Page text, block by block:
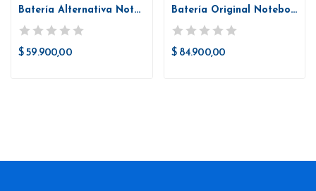
Batería Alternativa Notebook Hp Ta03xl 840 G4...
$ 59.900,00
Batería Original Notebook Hp Ta03xl 840 G4 850 G4
$ 84.900,00